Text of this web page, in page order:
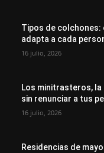
Tipos de colchones:
adapta a cada
16 julio, 2026
Los minitrasteros,
sin renunciar a tus
16 julio, 2026
Residencias de